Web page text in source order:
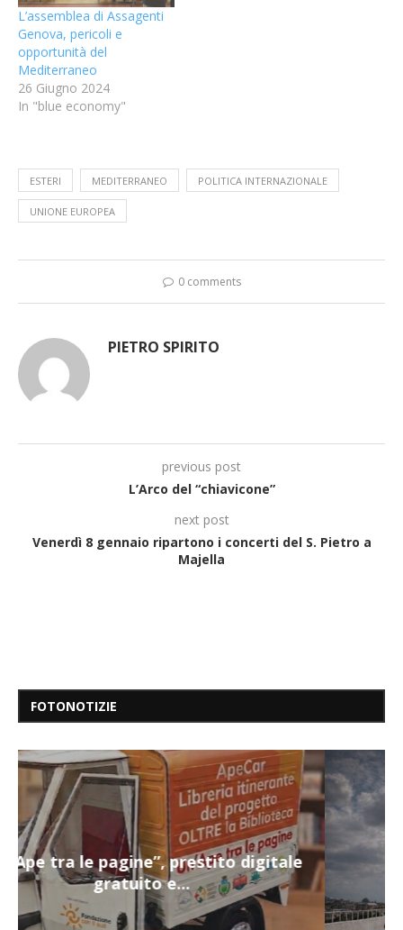
L’assemblea di Assagenti
Genova, pericoli e
opportunità del
Mediterraneo
26 Giugno 2024
In "blue economy"
ESTERI MEDITERRANEO POLITICA INTERNAZIONALE
UNIONE EUROPEA
0 comments
PIETRO SPIRITO
previous post
L’Arco del “chiavicone”
next post
Venerdì 8 gennaio ripartono i concerti del S. Pietro a
Majella
FOTONOTIZIE
Nuovi servizi per i più fragili a
Montecalvario...